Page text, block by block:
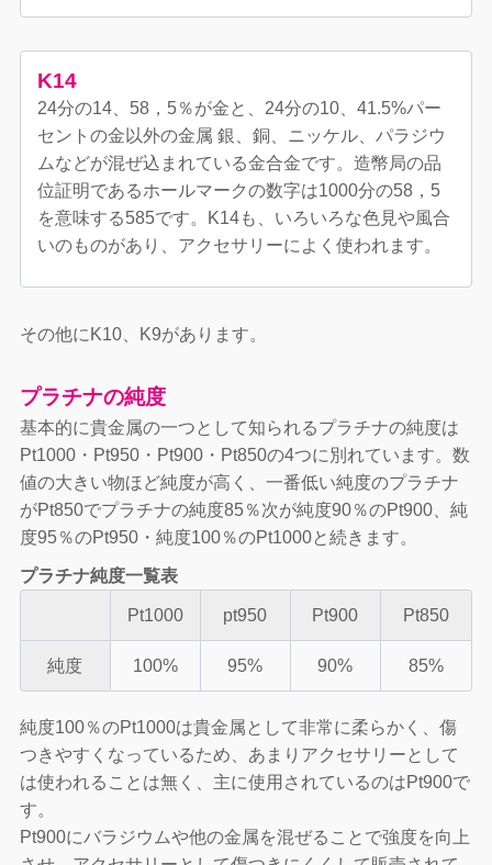
K14
24分の14、58，5％が金と、24分の10、41.5%パー
セントの金以外の金属 銀、銅、ニッケル、パラジウ
ムなどが混ぜ込まれている金合金です。造幣局の品
位証明であるホールマークの数字は1000分の58，5
を意味する585です。K14も、いろいろな色見や風合
いのものがあり、アクセサリーによく使われます。
その他にK10、K9があります。
プラチナの純度
基本的に貴金属の一つとして知られるプラチナの純度は
Pt1000・Pt950・Pt900・Pt850の4つに別れています。数
値の大きい物ほど純度が高く、一番低い純度のプラチナ
がPt850でプラチナの純度85％次が純度90％のPt900、純
度95％のPt950・純度100％のPt1000と続きます。
プラチナ純度一覧表
Pt1000 pt950 Pt900 Pt850
純度 100% 95% 90% 85%
純度100％のPt1000は貴金属として非常に柔らかく、傷
つきやすくなっているため、あまりアクセサリーとして
は使われることは無く、主に使用されているのはPt900で
す。
Pt900にバラジウムや他の金属を混ぜることで強度を向上